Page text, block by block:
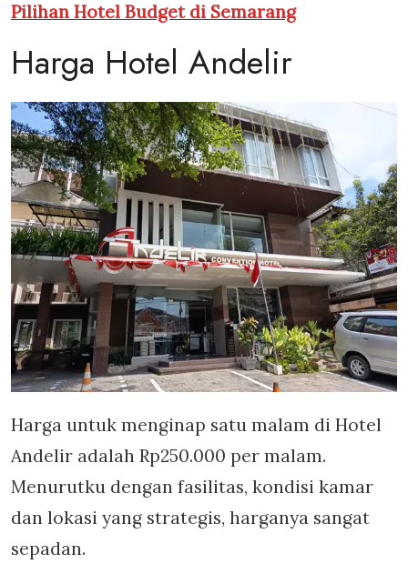
Pilihan Hotel Budget di Semarang
Harga Hotel Andelir
Harga untuk menginap satu malam di Hotel
Andelir adalah Rp250.000 per malam.
Menurutku dengan fasilitas, kondisi kamar
dan lokasi yang strategis, harganya sangat
sepadan.